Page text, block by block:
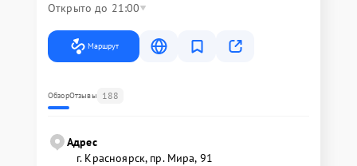
Открыто до 21:00
Маршрут
ОбзорОтзывы 188
Адрес
г. Красноярск, ​пр. Мира, 91